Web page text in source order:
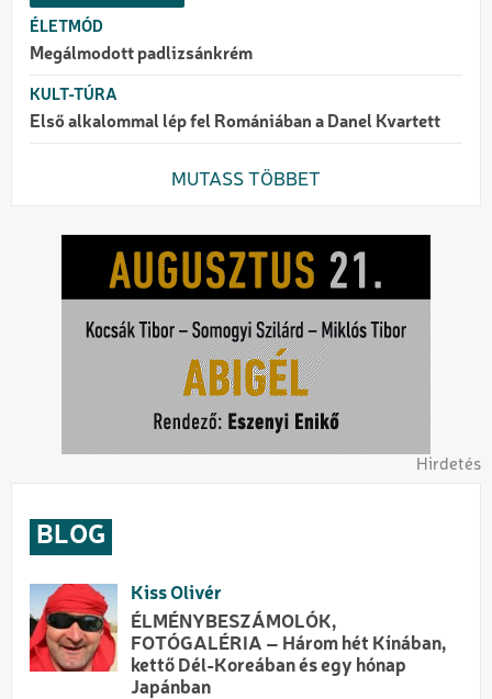
ÉLETMÓD
Megálmodott padlizsánkrém
KULT-TÚRA
Első alkalommal lép fel Romániában a Danel Kvartett
MUTASS TÖBBET
Hirdetés
BLOG
Kiss Olivér
ÉLMÉNYBESZÁMOLÓK,
FOTÓGALÉRIA – Három hét Kínában,
kettő Dél-Koreában és egy hónap
Japánban